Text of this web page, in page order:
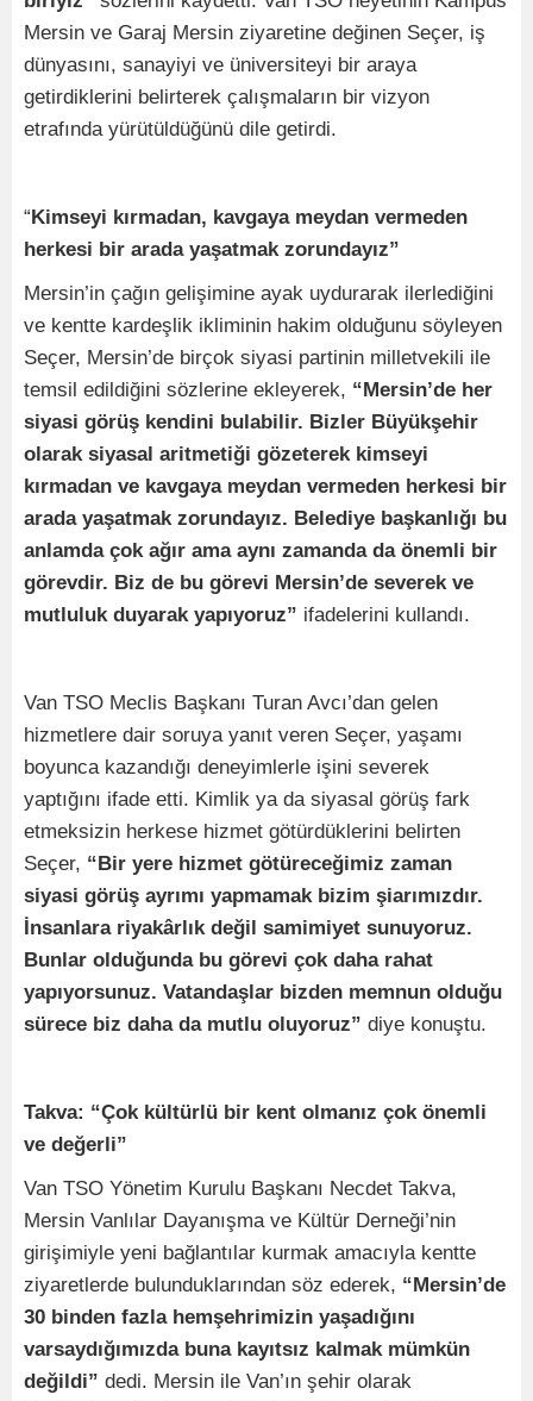
Mersin ve Garaj Mersin ziyaretine değinen Seçer, iş
dünyasını, sanayiyi ve üniversiteyi bir araya
getirdiklerini belirterek çalışmaların bir vizyon
etrafında yürütüldüğünü dile getirdi.
“Kimseyi kırmadan, kavgaya meydan vermeden
herkesi bir arada yaşatmak zorundayız”
Mersin’in çağın gelişimine ayak uydurarak ilerlediğini
ve kentte kardeşlik ikliminin hakim olduğunu söyleyen
Seçer, Mersin’de birçok siyasi partinin milletvekili ile
temsil edildiğini sözlerine ekleyerek, “Mersin’de her
siyasi görüş kendini bulabilir. Bizler Büyükşehir
olarak siyasal aritmetiği gözeterek kimseyi
kırmadan ve kavgaya meydan vermeden herkesi bir
arada yaşatmak zorundayız. Belediye başkanlığı bu
anlamda çok ağır ama aynı zamanda da önemli bir
görevdir. Biz de bu görevi Mersin’de severek ve
mutluluk duyarak yapıyoruz” ifadelerini kullandı.
Van TSO Meclis Başkanı Turan Avcı’dan gelen
hizmetlere dair soruya yanıt veren Seçer, yaşamı
boyunca kazandığı deneyimlerle işini severek
yaptığını ifade etti. Kimlik ya da siyasal görüş fark
etmeksizin herkese hizmet götürdüklerini belirten
Seçer, “Bir yere hizmet götüreceğimiz zaman
siyasi görüş ayrımı yapmamak bizim şiarımızdır.
İnsanlara riyakârlık değil samimiyet sunuyoruz.
Bunlar olduğunda bu görevi çok daha rahat
yapıyorsunuz. Vatandaşlar bizden memnun olduğu
sürece biz daha da mutlu oluyoruz” diye konuştu.
Takva: “Çok kültürlü bir kent olmanız çok önemli
ve değerli”
Van TSO Yönetim Kurulu Başkanı Necdet Takva,
Mersin Vanlılar Dayanışma ve Kültür Derneği’nin
girişimiyle yeni bağlantılar kurmak amacıyla kentte
ziyaretlerde bulunduklarından söz ederek, “Mersin’de
30 binden fazla hemşehrimizin yaşadığını
varsaydığımızda buna kayıtsız kalmak mümkün
değildi” dedi. Mersin ile Van’ın şehir olarak